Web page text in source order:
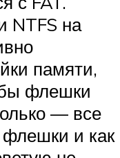
NTFS на
памяти,
флешки
— все
и как